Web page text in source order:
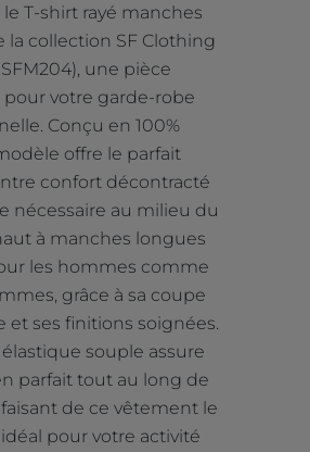
T-shirt rayé manches
la collection SF Clothing
une pièce
pour votre garde-robe
Conçu en 100%
offre le parfait
confort décontracté
nécessaire au milieu du
à manches longues
les hommes comme
grâce à sa coupe
et ses finitions soignées.
souple assure
parfait tout au long de
de ce vêtement le
pour votre activité